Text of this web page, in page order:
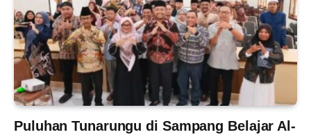
Puluhan Tunarungu di Sampang Belajar Al-